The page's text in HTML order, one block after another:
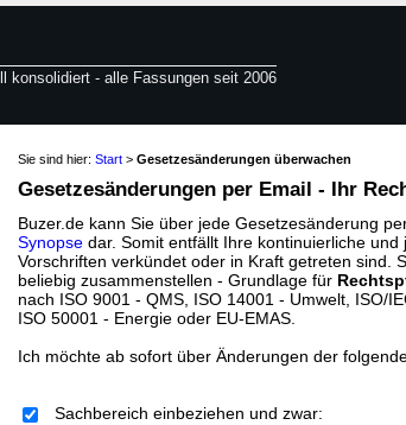
konsolidiert - alle Fassungen seit 2006
Sie sind hier: Start > Gesetzesänderungen überwachen
Gesetzesänderungen per Email - Ihr
Buzer.de kann Sie über jede Gesetzesänderung
Synopse dar. Somit entfällt Ihre kontinuierliche
Vorschriften verkündet oder in Kraft getreten sind.
beliebig zusammenstellen - Grundlage für
nach ISO 9001 - QMS, ISO 14001 - Umwelt, ISO/
ISO 50001 - Energie oder EU-EMAS.
Ich möchte ab sofort über Änderungen der
Sachbereich einbeziehen und zwar: